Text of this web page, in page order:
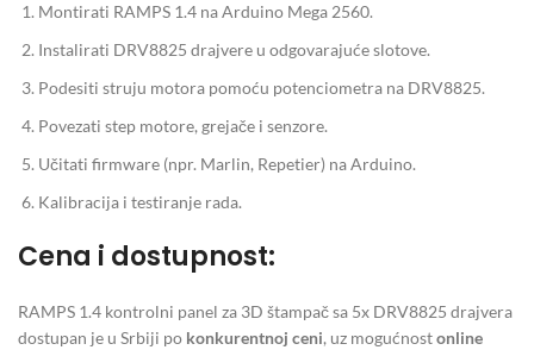
Montirati RAMPS 1.4 na Arduino Mega 2560.
Instalirati DRV8825 drajvere u odgovarajuće slotove.
Podesiti struju motora pomoću potenciometra na DRV8825.
Povezati step motore, grejače i senzore.
Učitati firmware (npr. Marlin, Repetier) na Arduino.
Kalibracija i testiranje rada.
Cena i dostupnost:
RAMPS 1.4 kontrolni panel za 3D štampač sa 5x DRV8825 drajvera
dostupan je u Srbiji po konkurentnoj ceni, uz mogućnostonline